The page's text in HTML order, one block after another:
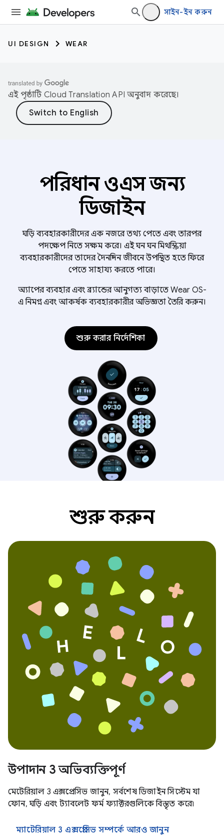
সাইন-ইন করুন
UI DESIGN WEAR
এই পৃষ্ঠাটি Cloud Translation API অনুবাদ করেছে।
পরিধান ওএস জন্য
ডিজাইন
ঘড়ি ব্যবহারকারীদের এক নজরে তথ্য পেতে এবং তারপর
পদক্ষেপ নিতে সক্ষম করে। এই ঘন ঘন মিথস্ক্রিয়া
ব্যবহারকারীদের তাদের দৈনন্দিন জীবনে উপস্থিত হতে ফিরে
পেতে সাহায্য করতে পারে।
অ্যাপের ব্যবহার এবং ব্র্যান্ডের আনুগত্য বাড়াতে Wear OS-
এ নিমগ্ন এবং আকর্ষক ব্যবহারকারীর অভিজ্ঞতা তৈরি করুন।
শুরু করার নির্দেশিকা
শুরু করুন
উপাদান 3 অভিব্যক্তিপূর্ণ
মেটেরিয়াল 3 এক্সপ্রেসিভ জানুন, সর্বশেষ ডিজাইন সিস্টেম যা
ফোন, ঘড়ি এবং ট্যাবলেট ফর্ম ফ্যাক্টরগুলিকে বিস্তৃত করে৷
ম্যাটেরিয়াল 3 এক্সপ্রেসিভ সম্পর্কে আরও জানুন